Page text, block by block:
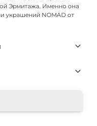
Эрмитажа. Именно она
украшений NOMAD от